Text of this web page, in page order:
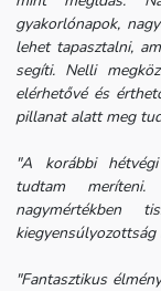
gyakorlónapok,
lehet tapasztalni,
segíti. Nelli
elérhetővé és
pillanat alatt meg
"A korábbi
tudtam
kiegyensúlyozottság
"Fantasztikus